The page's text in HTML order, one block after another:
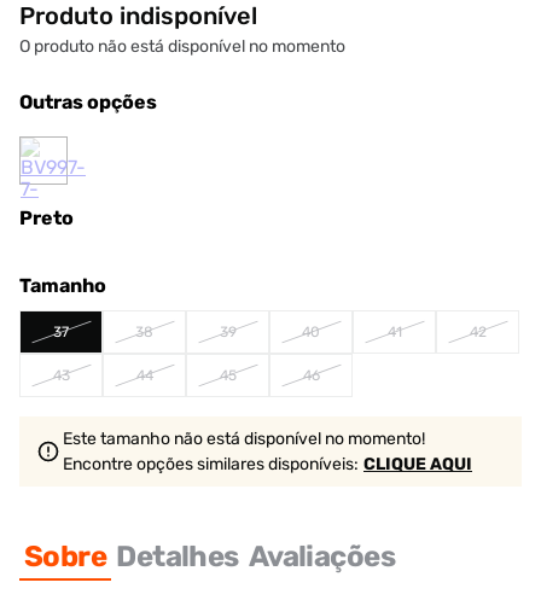
Produto indisponível
O produto não está disponível no momento
Outras opções
Preto
Tamanho
37 38 39 40 41 42
43 44 45 46
Este tamanho não está disponível no momento!
Encontre opções similaresdisponíveis: CLIQUE AQUI
Sobre Detalhes Avaliações